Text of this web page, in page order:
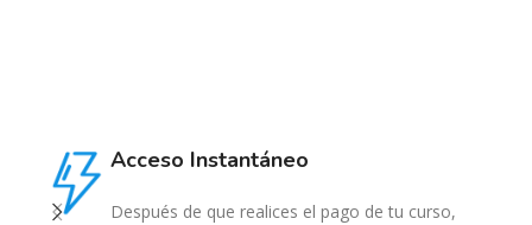
Acceso Instantáneo
Después de que realices el pago de tu curso,